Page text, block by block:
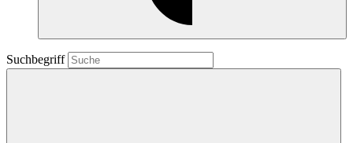
Suchbegriff